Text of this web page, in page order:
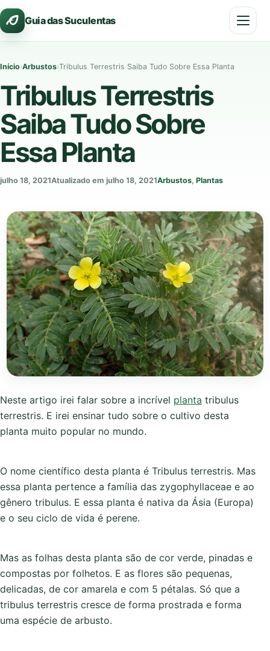
Pular
para
o
Guia das Suculentas
Início›Arbustos›Tribulus Terrestris Saiba Tudo Sobre Essa Planta
Tribulus Terrestris
Saiba Tudo Sobre
Essa Planta
julho 18, 2021Atualizado em julho 18, 2021Arbustos, Plantas
Neste artigo irei falar sobre a incrível planta tribulus
terrestris. E irei ensinar tudo sobre o cultivo desta
planta muito popular no mundo.
O nome científico desta planta é Tribulus terrestris. Mas
essa planta pertence a família das zygophyllaceae e ao
gênero tribulus. E essa planta é nativa da Ásia (Europa)
e o seu ciclo de vida é perene.
Mas as folhas desta planta são de cor verde, pinadas e
compostas por folhetos. E as flores são pequenas,
delicadas, de cor amarela e com 5 pétalas. Só que a
tribulus terrestris cresce de forma prostrada e forma
uma espécie de arbusto.